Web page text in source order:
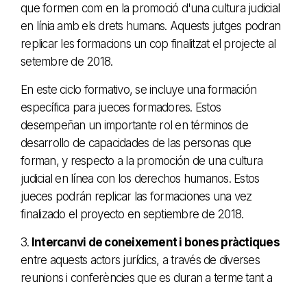
que formen com en la promoció d'una cultura judicial
en línia amb els drets humans. Aquests jutges podran
replicar les formacions un cop finalitzat el projecte al
setembre de 2018.
En este ciclo formativo, se incluye una formación
específica para jueces formadores. Estos
desempeñan un importante rol en términos de
desarrollo de capacidades de las personas que
forman, y respecto a la promoción de una cultura
judicial en línea con los derechos humanos. Estos
jueces podrán replicar las formaciones una vez
finalizado el proyecto en septiembre de 2018.
3. Intercanvi de coneixement i bones pràctiques
entre aquests actors jurídics, a través de diverses
reunions i conferències que es duran a terme tant a